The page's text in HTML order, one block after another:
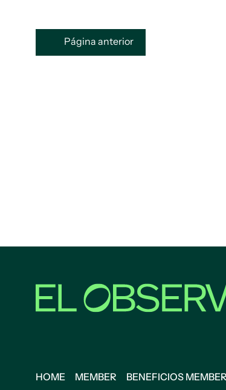
Página anterior
HOME MEMBER BENEFICIOS MEMBER